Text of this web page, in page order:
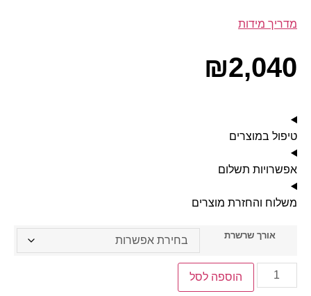
מדריך מידות
₪2,040
טיפול במוצרים
אפשרויות תשלום
משלוח והחזרת מוצרים
אורך שרשרת
הוספה לסל